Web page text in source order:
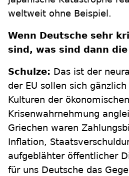
weltweit ohne Beispiel.
Wenn Deutsche sehr
sind, was sind dann die
Schulze: Das ist der
der EU sollen sich
Kulturen der ökonomischen
Krisenwahrnehmung
Griechen waren
Inflation,
aufgeblähter öffentlicher
für uns Deutsche das